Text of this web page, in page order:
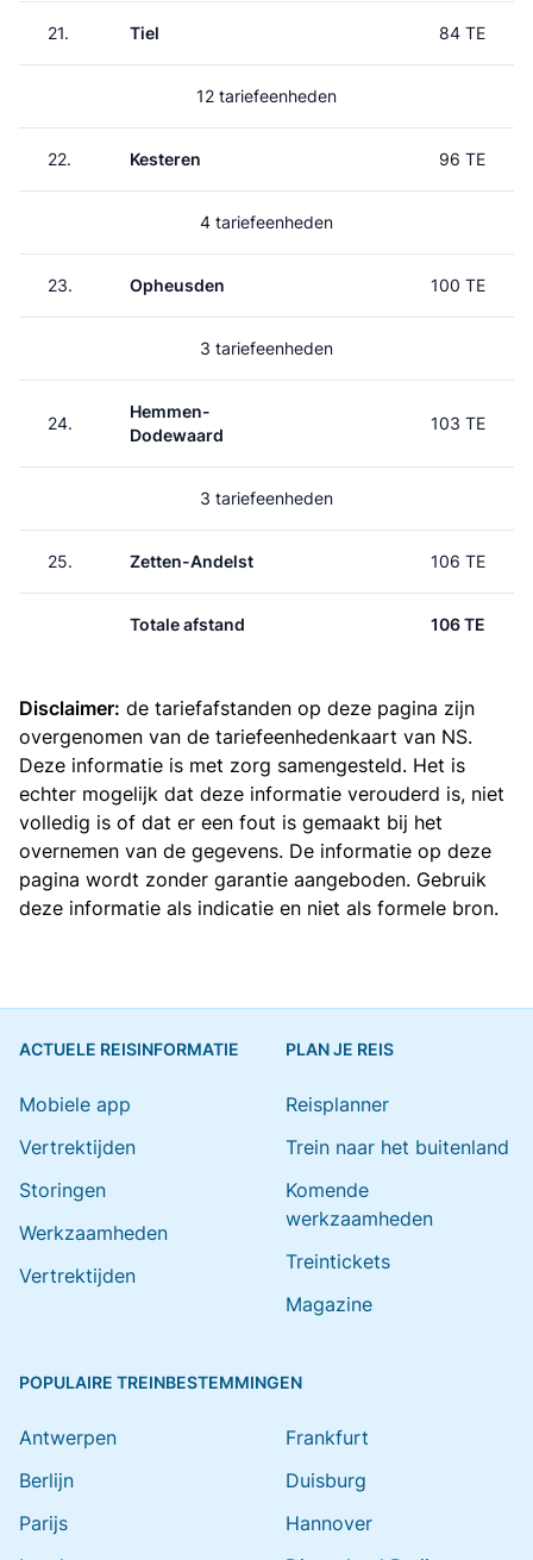
21. Tiel 84 TE
12 tariefeenheden
22. Kesteren 96 TE
4 tariefeenheden
23. Opheusden 100 TE
3 tariefeenheden
24.
Hemmen-
Dodewaard
103 TE
3 tariefeenheden
25. Zetten-Andelst 106 TE
Totale afstand 106 TE
Disclaimer: de tariefafstanden op deze pagina zijn
overgenomen van de tariefeenhedenkaart van NS.
Deze informatie is met zorg samengesteld. Het is
echter mogelijk dat deze informatie verouderd is, niet
volledig is of dat er een fout is gemaakt bij het
overnemen van de gegevens. De informatie op deze
pagina wordt zonder garantie aangeboden. Gebruik
deze informatie als indicatie en niet als formele bron.
ACTUELE REISINFORMATIE
Mobiele app
Vertrektijden
Storingen
Werkzaamheden
Vertrektijden
PLAN JE REIS
Reisplanner
Trein naar het buitenland
Komende
werkzaamheden
Treintickets
Magazine
POPULAIRE TREINBESTEMMINGEN
Antwerpen
Berlijn
Parijs
Frankfurt
Duisburg
Hannover